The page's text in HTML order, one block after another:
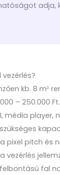
adja,
vezérlés?
kb. 8 m²
– 250.000 Ft.
média player,
pixel pitch és
vezérlés
felbontású fal